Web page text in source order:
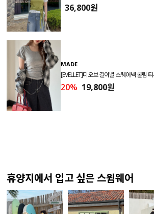
36,800원
MADE
[EVELLET]디오브 길이별 스퀘어넥 굴림
20% 19,800원
휴양지에서 입고 싶은 스윔웨어